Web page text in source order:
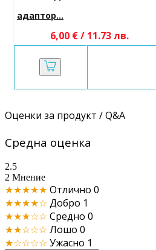
адаптор...
6,00 € / 11.73 лв.
Оценки за продукт / Q&A
Средна оценка
2.5
2 Мнение
★★★★★ Отлично 0
★★★★☆ Добро 1
★★★☆☆ Средно 0
★★☆☆☆ Лошо 0
★☆☆☆☆ Ужасно 1